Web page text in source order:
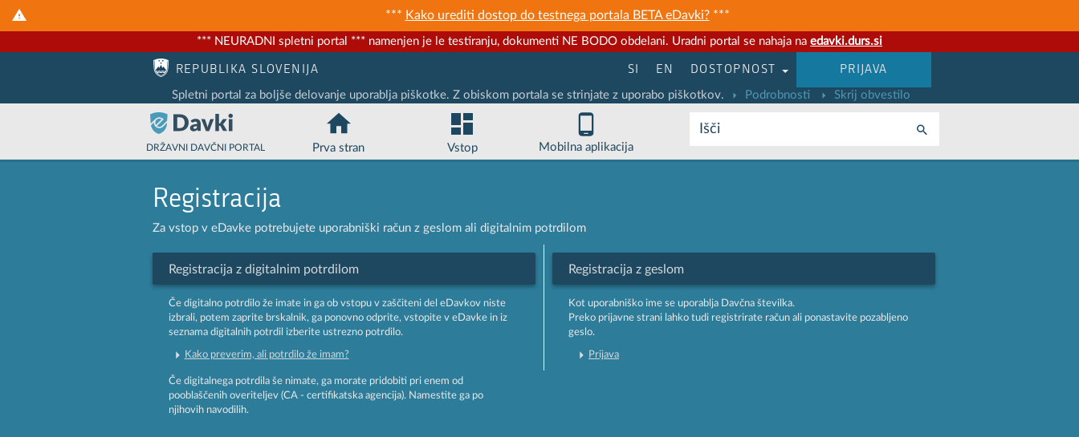
*** Kako urediti dostop do testnega portala BETA eDavki?***
*** NEURADNI spletni portal *** namenjen je le testiranju, dokumenti NE BODO obdelani. Uradni portal se nahaja na edavki.durs.si
Nadaljuj na vsebino zaprtega portala
REPUBLIKA SLOVENIJA SI EN DOSTOPNOST PRIJAVA
Spletni portal za boljše delovanje uporablja piškotke. Z obiskom portala se strinjate z uporabo piškotkov. Podrobnosti Skrij obvestilo
DRŽAVNI DAVČNI PORTAL Prva stran Vstop Mobilna aplikacija
Išči
Registracija
Za vstop v eDavke potrebujete uporabniški račun z geslom ali digitalnim potrdilom
Registracija z digitalnim potrdilom
Če digitalno potrdilo že imate in ga ob vstopu v zaščiteni del eDavkov niste
izbrali, potem zaprite brskalnik, ga ponovno odprite, vstopite v eDavke in iz
seznama digitalnih potrdil izberite ustrezno potrdilo.
Kako preverim, ali potrdilo že imam?
Če digitalnega potrdila še nimate, ga morate pridobiti pri enem od
pooblaščenih overiteljev (CA - certifikatska agencija). Namestite ga po
njihovih navodilih.
Registracija z geslom
Kot uporabniško ime se uporablja Davčna številka.
Preko prijavne strani lahko tudi registrirate račun ali ponastavite pozabljeno
geslo.
Prijava